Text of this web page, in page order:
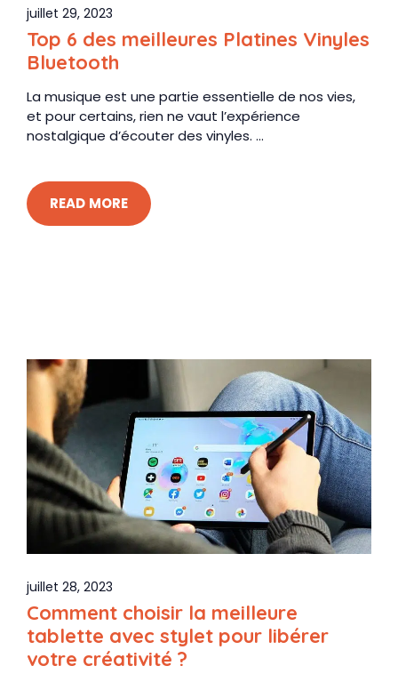
juillet 29, 2023
Top 6 des meilleures Platines Vinyles
Bluetooth
La musique est une partie essentielle de nos vies,
et pour certains, rien ne vaut l’expérience
nostalgique d’écouter des vinyles. ...
READ MORE
juillet 28, 2023
Comment choisir la meilleure
tablette avec stylet pour libérer
votre créativité ?